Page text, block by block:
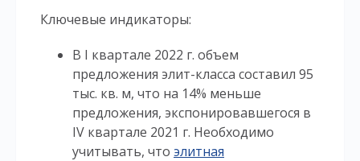
Ключевые индикаторы:
В I квартале 2022 г. объем
предложения элит-класса составил 95
тыс. кв. м, что на 14% меньше
предложения, экспонировавшегося в
IV квартале 2021 г. Необходимо
учитывать, что элитная